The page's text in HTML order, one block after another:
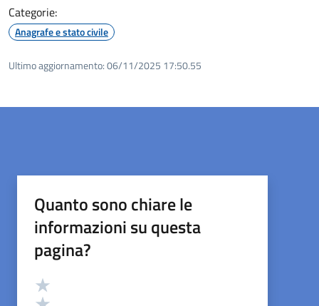
Categorie:
Anagrafe e stato civile
Ultimo aggiornamento:06/11/2025 17:50.55
Quanto sono chiare le
informazioni su questa
pagina?
Valutazione